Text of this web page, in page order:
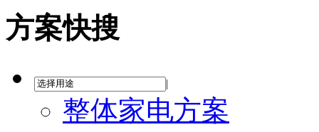
方案快搜
|
整体家电方案